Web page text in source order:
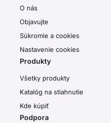
O nás
Objavujte
Súkromie a cookies
Nastavenie cookies
Produkty
Všetky produkty
Katalóg na stiahnutie
Kde kúpiť
Podpora